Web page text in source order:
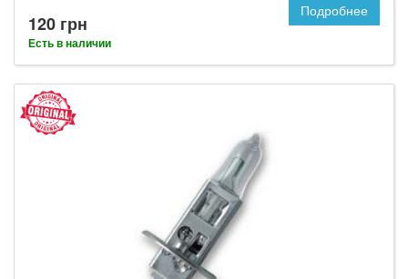
120 грн
Есть в наличии
Подробнее